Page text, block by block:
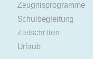
Zeugnisprogramme
Schulbegleitung
Zeitschriften
Urlaub